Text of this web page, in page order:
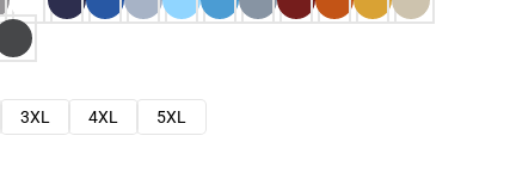
3XL 4XL
5XL